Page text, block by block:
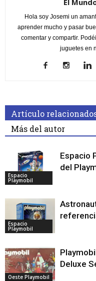
Hola soy Josemi un
aprender mucho y pasar
comentar y compartir.
juguetes en
Artículo
Más del autor
Espacio
Playmobil
Espacio
del
Espacio
Playmobil
Oeste Playmobil
Deluxe